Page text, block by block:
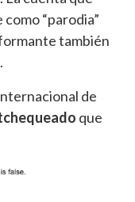
“parodia”
también
de
que